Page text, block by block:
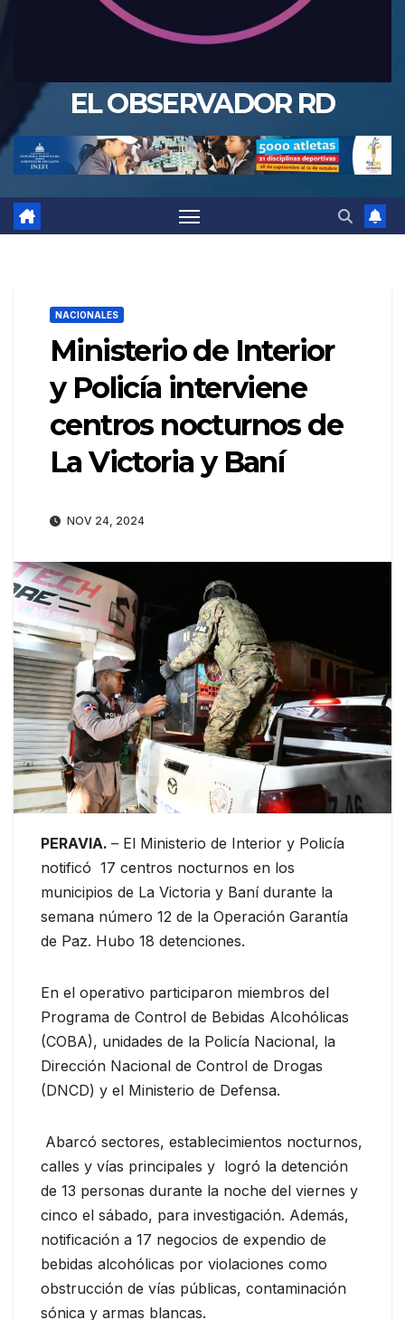
EL OBSERVADOR RD
NACIONALES
Ministerio de Interior
y Policía interviene
centros nocturnos de
La Victoria y Baní
NOV 24, 2024
PERAVIA. – El Ministerio de Interior y Policía
notificó 17 centros nocturnos en los
municipios de La Victoria y Baní durante la
semana número 12 de la Operación Garantía
de Paz. Hubo 18 detenciones.
En el operativo participaron miembros del
Programa de Control de Bebidas Alcohólicas
(COBA), unidades de la Policía Nacional, la
Dirección Nacional de Control de Drogas
(DNCD) y el Ministerio de Defensa.
Abarcó sectores, establecimientos nocturnos,
calles y vías principales y logró la detención
de 13 personas durante la noche del viernes y
cinco el sábado, para investigación. Además,
notificación a 17 negocios de expendio de
bebidas alcohólicas por violaciones como
obstrucción de vías públicas, contaminación
sónica y armas blancas.